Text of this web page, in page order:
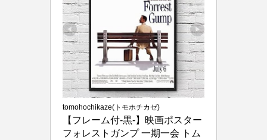
tomohochikaze(トモホチカゼ)
【フレーム付-黒-】映画ポスター
フォレストガンプ 一期一会 トム